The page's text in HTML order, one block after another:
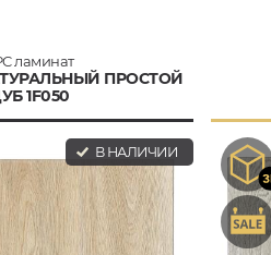
ламинат
ПРОСТОЙ
1F050
В НАЛИЧИИ